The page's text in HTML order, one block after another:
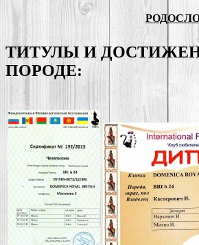
ТИТУЛЫ И
ПОРОДЕ: